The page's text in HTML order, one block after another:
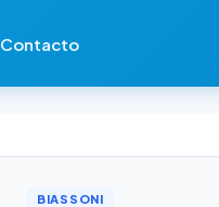
Contacto
BIASSONI